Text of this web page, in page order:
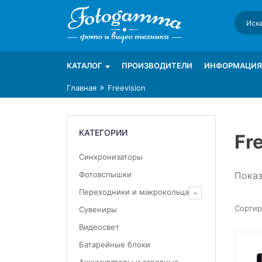
Интернет-магазин фототехники Foto-
Магазин фотоаксессуаров foto-gamma.ru
КАТАЛОГ ПРОИЗВОДИТЕЛИ ИНФОРМАЦИЯ
Главная » Freevision
КАТЕГОРИИ
Синхронизаторы
Фотовспышки
Переходники и макрокольца
Сувениры
Видеосвет
Батарейные блоки